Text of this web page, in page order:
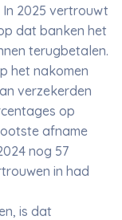
In 2025 vertrouwt
dat banken het
terugbetalen.
het nakomen
verzekerden
op
afname
nog 57
in had
is dat